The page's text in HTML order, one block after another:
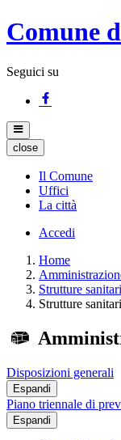
Comune
Seguici su
close
Il Comune
Uffici
La città
Accedi
Home
Strutture
Strutture
Disposizioni generali
Espandi
Piano triennale di
Espandi